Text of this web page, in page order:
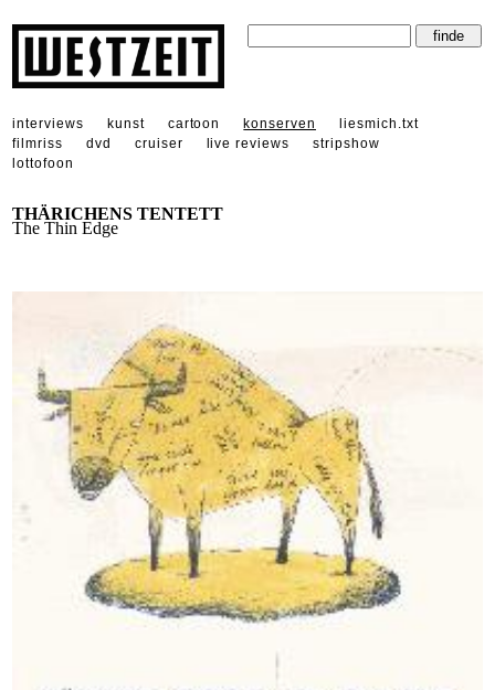
interviews kunst cartoon konserven
liesmich.txt
filmriss
dvd cruiser live reviews
stripshow
lottofoon
THÄRICHENS TENTETT
The Thin Edge